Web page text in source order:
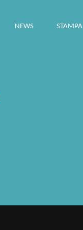
NEWS STAMPA